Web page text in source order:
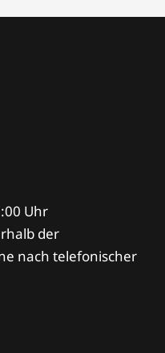
Uhr
der
nach telefonischer